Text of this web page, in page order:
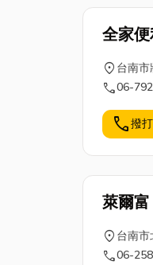
方...
全家
location_on 台南
call06-
call撥
萊爾富
location_on 台南
call06-